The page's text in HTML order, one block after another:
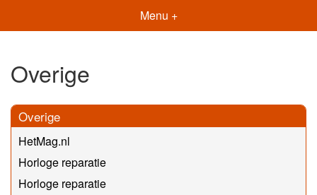
Menu +
Overige
Overige
HetMag.nl
Horloge reparatie
Horloge reparatie